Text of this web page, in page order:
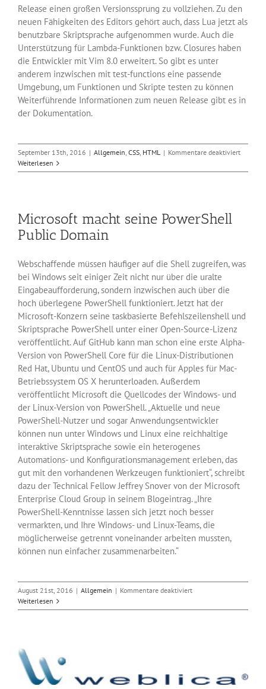
Release einen großen Versionssprung zu vollziehen. Zu den
neuen Fähigkeiten des Editors gehört auch, dass Lua jetzt als
benutzbare Skriptsprache aufgenommen wurde. Auch die
Unterstützung für Lambda-Funktionen bzw. Closures haben
die Entwickler mit Vim 8.0 erweitert. So gibt es unter
anderem inzwischen mit test-functions eine passende
Umgebung, um Funktionen und Skripte testen zu können
Weiterführende Informationen zum neuen Release gibt es in
der Dokumentation.
September 13th, 2016 | Allgemein, CSS, HTML | Kommentare deaktiviertfür
Vim
Weiterlesen
Microsoft macht seine PowerShell
Public Domain
Webschaffende müssen häufiger auf die Shell zugreifen, was
bei Windows seit einiger Zeit nicht nur über die uralte
Eingabeaufforderung, sondern inzwischen auch über die
hoch überlegene PowerShell funktioniert. Jetzt hat der
Microsoft-Konzern seine taskbasierte Befehlszeilenshell und
Skriptsprache PowerShell unter einer Open-Source-Lizenz
veröffentlicht. Auf GitHub kann man schon eine erste Alpha-
Version von PowerShell Core für die Linux-Distributionen
Red Hat, Ubuntu und CentOS und auch für Apples für Mac-
Betriebssystem OS X herunterloaden. Außerdem
veröffentlicht Microsoft die Quellcodes der Windows- und
der Linux-Version von PowerShell. „Aktuelle und neue
PowerShell-Nutzer und sogar Anwendungsentwickler
können nun unter Windows und Linux eine reichhaltige
interaktive Skriptsprache sowie ein heterogenes
Automations- und Konfigurationsmanagement erleben, das
gut mit den vorhandenen Werkzeugen funktioniert“, schreibt
dazu der Technical Fellow Jeffrey Snover von der Microsoft
Enterprise Cloud Group in seinem Blogeintrag. „Ihre
PowerShell-Kenntnisse lassen sich jetzt noch besser
vermarkten, und Ihre Windows- und Linux-Teams, die
möglicherweise getrennt voneinander arbeiten mussten,
können nun einfacher zusammenarbeiten.“
August 21st, 2016 | Allgemein | Kommentare deaktiviertfür
macht
Weiterlesen